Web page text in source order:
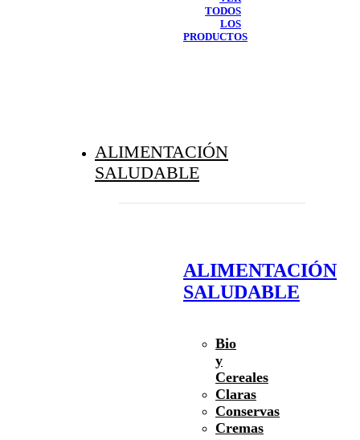
TODOS
LOS
PRODUCTOS
ALIMENTACIÓN
SALUDABLE
ALIMENTACIÓN
SALUDABLE
Bio
y
Cereales
Claras
Conservas
Cremas